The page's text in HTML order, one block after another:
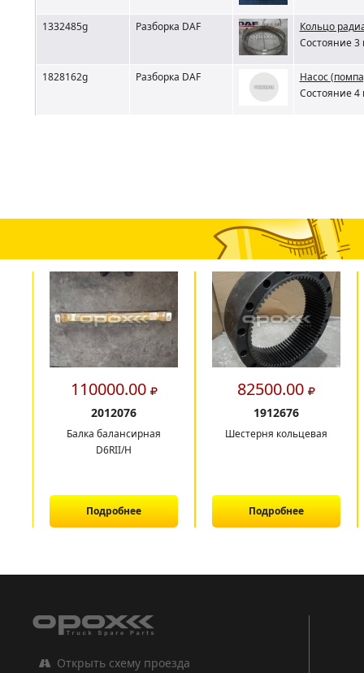
1332485g Разборка DAF
Кольцо
Состояние 3
1828162g Разборка DAF
Насос
Состояние 4
110000.00
2012076
Балка балансирная
D6RII/H
Подробнее
82500.00
1912676
Шестерня кольцевая
Подробнее
Открыть схему проезда